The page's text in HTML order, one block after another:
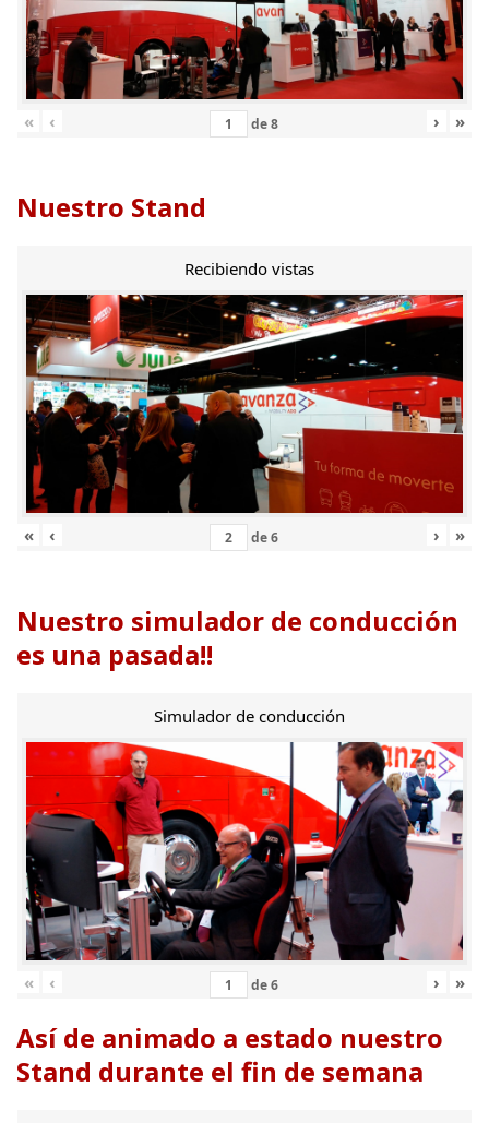
« ‹ de8 › »
Nuestro Stand
Recibiendo vistas
« ‹ de6 › »
Nuestro simulador de conducción
es una pasada!!
Simulador de conducción
« ‹ de6 › »
Así de animado a estado nuestro
Stand durante el fin de semana